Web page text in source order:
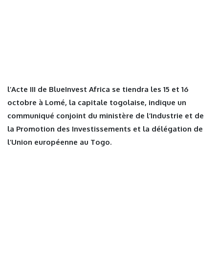
l’Acte III de BlueInvest Africa se tiendra les 15 et 16
octobre à Lomé, la capitale togolaise, indique un
communiqué conjoint du ministère de l’Industrie et de
la Promotion des Investissements et la délégation de
l’Union européenne au Togo.